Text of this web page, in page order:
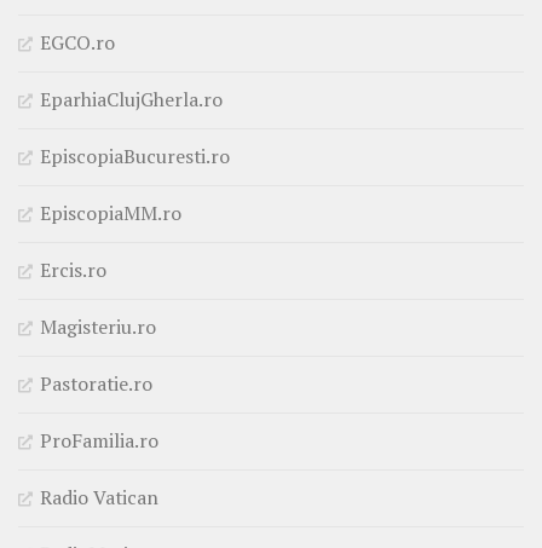
EGCO.ro
EparhiaClujGherla.ro
EpiscopiaBucuresti.ro
EpiscopiaMM.ro
Ercis.ro
Magisteriu.ro
Pastoratie.ro
ProFamilia.ro
Radio Vatican